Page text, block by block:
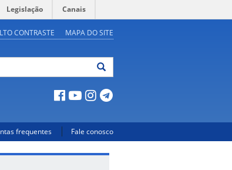
Legislação Canais
CONTRASTE MAPA DO SITE
frequentes Fale conosco